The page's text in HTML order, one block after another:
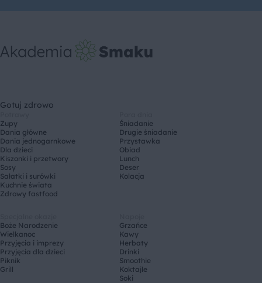
Gotuj zdrowo
Zupy
Dania główne
Dania jednogarnkowe
Dla dzieci
Kiszonki i przetwory
Sosy
Sałatki i surówki
Kuchnie świata
Zdrowy fastfood
Śniadanie
Drugie śniadanie
Przystawka
Obiad
Lunch
Deser
Kolacja
Boże Narodzenie
Wielkanoc
Przyjęcia i imprezy
Przyjęcia dla dzieci
Piknik
Grill
Grzańce
Kawy
Herbaty
Drinki
Smoothie
Koktajle
Soki